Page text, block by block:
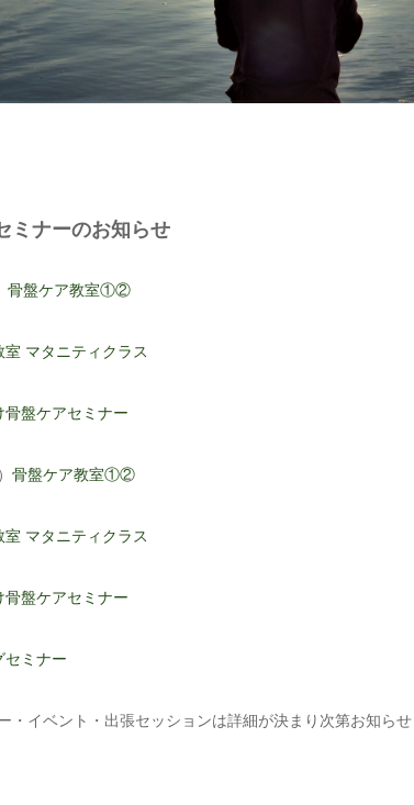
ミナーのお知らせ
骨盤ケア教室①②
室 マタニティクラス
骨盤ケアセミナー
骨盤ケア教室①②
室 マタニティクラス
骨盤ケアセミナー
セミナー
イベント・出張セッションは詳細が決まり次第お知らせ